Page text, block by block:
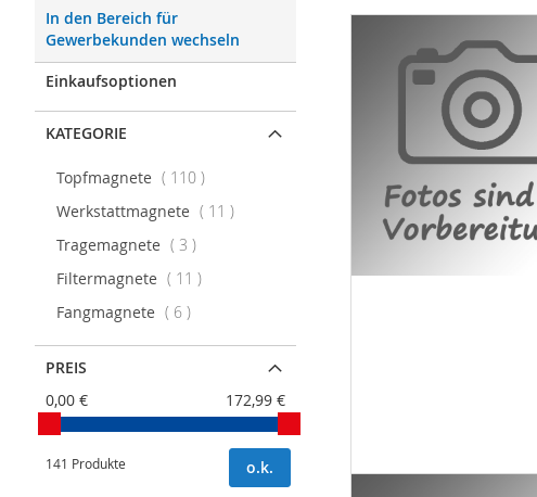
In den Bereich für
Gewerbekunden wechseln
Einkaufsoptionen
KATEGORIE
Topfmagnete 110 Artikel
Werkstattmagnete
11 Artikel
Tragemagnete
3 Artikel
Filtermagnete
11 Artikel
Fangmagnete
6 Artikel
PREIS
0,00 €
172,99 €
141 Produkte o.k.